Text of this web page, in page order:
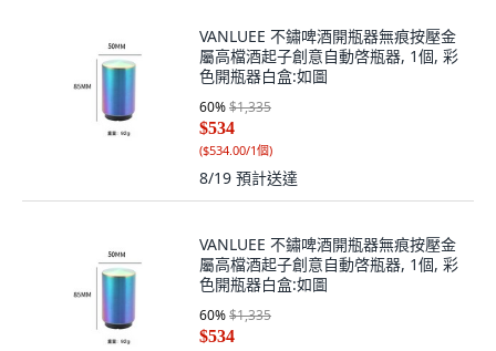
VANLUEE 不鏽啤酒開瓶器無痕按壓金
屬高檔酒起子創意自動啓瓶器, 1個, 彩
色開瓶器白盒:如圖
60%$1,335
$534
($534.00/1個)
8/19 預計送達
VANLUEE 不鏽啤酒開瓶器無痕按壓金
屬高檔酒起子創意自動啓瓶器, 1個, 彩
色開瓶器白盒:如圖
60%$1,335
$534